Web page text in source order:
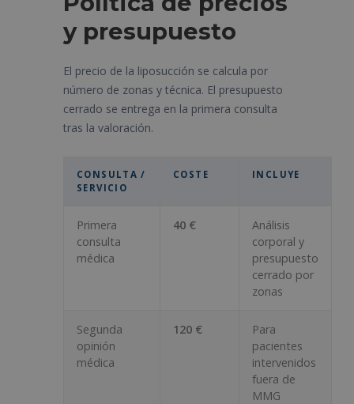
y presupuesto
El precio de la liposucción se calcula por
número de zonas y técnica. El presupuesto
cerrado se entrega en la primera consulta
tras la valoración.
CONSULTA /
SERVICIO
COSTE INCLUYE
Primera
consulta
médica
40 €
Análisis
corporal y
presupuesto
cerrado por
zonas
Segunda
opinión
médica
120 €
Para
pacientes
intervenidos
fuera de
MMG